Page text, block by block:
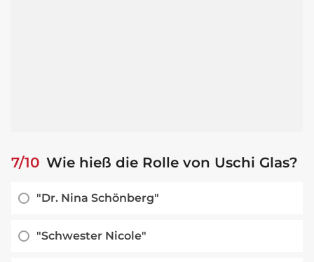
7/10 Wie hieß die Rolle von Uschi Glas?
"Dr. Nina Schönberg"
"Schwester Nicole"